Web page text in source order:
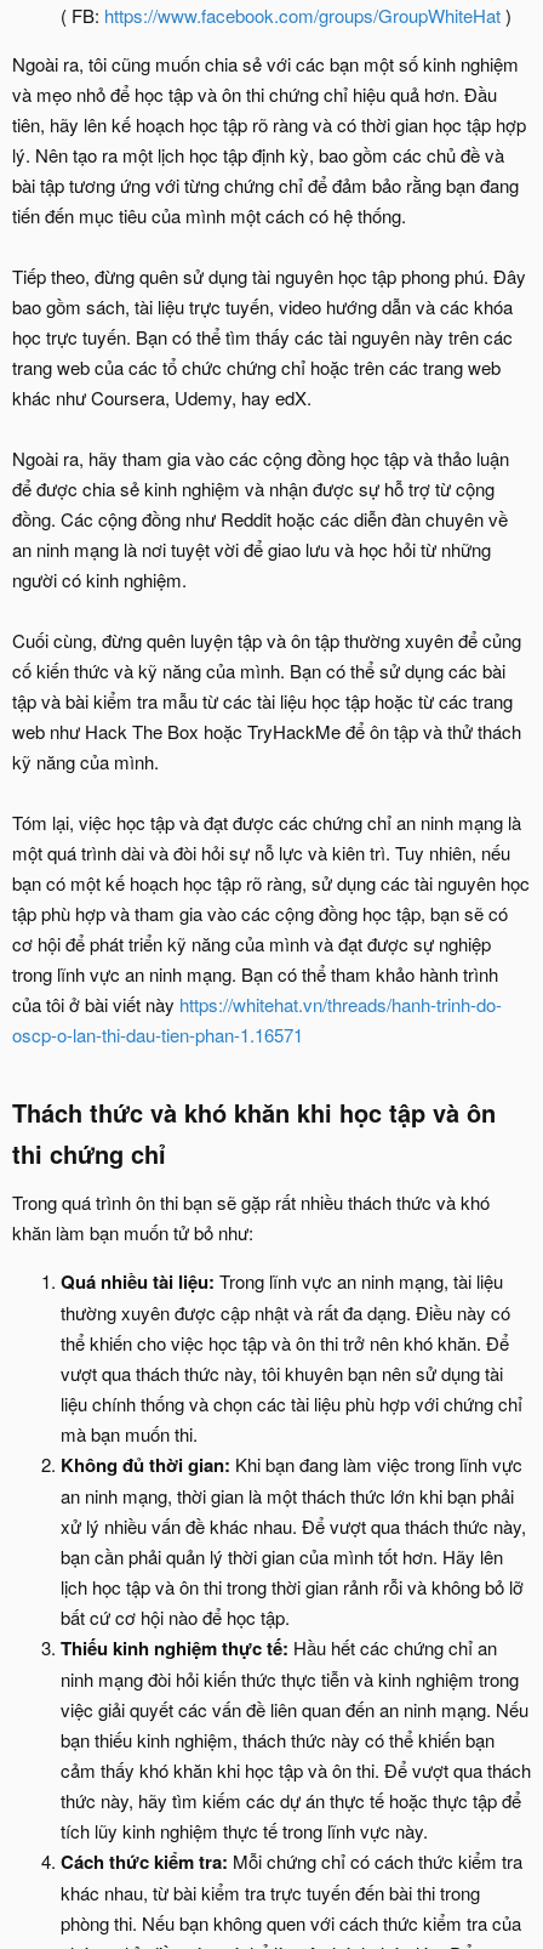
( FB: https://www.facebook.com/groups/GroupWhiteHat)
Ngoài ra, tôi cũng muốn chia sẻ với các bạn một số kinh nghiệm
và mẹo nhỏ để học tập và ôn thi chứng chỉ hiệu quả hơn. Đầu
tiên, hãy lên kế hoạch học tập rõ ràng và có thời gian học tập hợp
lý. Nên tạo ra một lịch học tập định kỳ, bao gồm các chủ đề và
bài tập tương ứng với từng chứng chỉ để đảm bảo rằng bạn đang
tiến đến mục tiêu của mình một cách có hệ thống.
Tiếp theo, đừng quên sử dụng tài nguyên học tập phong phú. Đây
bao gồm sách, tài liệu trực tuyến, video hướng dẫn và các khóa
học trực tuyến. Bạn có thể tìm thấy các tài nguyên này trên các
trang web của các tổ chức chứng chỉ hoặc trên các trang web
khác như Coursera, Udemy, hay edX.
Ngoài ra, hãy tham gia vào các cộng đồng học tập và thảo luận
để được chia sẻ kinh nghiệm và nhận được sự hỗ trợ từ cộng
đồng. Các cộng đồng như Reddit hoặc các diễn đàn chuyên về
an ninh mạng là nơi tuyệt vời để giao lưu và học hỏi từ những
người có kinh nghiệm.
Cuối cùng, đừng quên luyện tập và ôn tập thường xuyên để củng
cố kiến thức và kỹ năng của mình. Bạn có thể sử dụng các bài
tập và bài kiểm tra mẫu từ các tài liệu học tập hoặc từ các trang
web như Hack The Box hoặc TryHackMe để ôn tập và thử thách
kỹ năng của mình.
Tóm lại, việc học tập và đạt được các chứng chỉ an ninh mạng là
một quá trình dài và đòi hỏi sự nỗ lực và kiên trì. Tuy nhiên, nếu
bạn có một kế hoạch học tập rõ ràng, sử dụng các tài nguyên học
tập phù hợp và tham gia vào các cộng đồng học tập, bạn sẽ có
cơ hội để phát triển kỹ năng của mình và đạt được sự nghiệp
trong lĩnh vực an ninh mạng. Bạn có thể tham khảo hành trình
của tôi ở bài viết này https://whitehat.vn/threads/hanh-trinh-do-
oscp-o-lan-thi-dau-tien-phan-1.16571
Thách thức và khó khăn khi học tập và ôn
thi chứng chỉ​
Trong quá trình ôn thi bạn sẽ gặp rất nhiều thách thức và khó
khăn làm bạn muốn tử bỏ như:
Quá nhiều tài liệu: Trong lĩnh vực an ninh mạng, tài liệu
thường xuyên được cập nhật và rất đa dạng. Điều này có
thể khiến cho việc học tập và ôn thi trở nên khó khăn. Để
vượt qua thách thức này, tôi khuyên bạn nên sử dụng tài
liệu chính thống và chọn các tài liệu phù hợp với chứng chỉ
mà bạn muốn thi.
Không đủ thời gian: Khi bạn đang làm việc trong lĩnh vực
an ninh mạng, thời gian là một thách thức lớn khi bạn phải
xử lý nhiều vấn đề khác nhau. Để vượt qua thách thức này,
bạn cần phải quản lý thời gian của mình tốt hơn. Hãy lên
lịch học tập và ôn thi trong thời gian rảnh rỗi và không bỏ lỡ
bất cứ cơ hội nào để học tập.
Thiếu kinh nghiệm thực tế: Hầu hết các chứng chỉ an
ninh mạng đòi hỏi kiến thức thực tiễn và kinh nghiệm trong
việc giải quyết các vấn đề liên quan đến an ninh mạng. Nếu
bạn thiếu kinh nghiệm, thách thức này có thể khiến bạn
cảm thấy khó khăn khi học tập và ôn thi. Để vượt qua thách
thức này, hãy tìm kiếm các dự án thực tế hoặc thực tập để
tích lũy kinh nghiệm thực tế trong lĩnh vực này.
Cách thức kiểm tra: Mỗi chứng chỉ có cách thức kiểm tra
khác nhau, từ bài kiểm tra trực tuyến đến bài thi trong
phòng thi. Nếu bạn không quen với cách thức kiểm tra của